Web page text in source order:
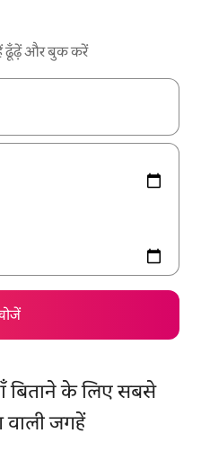
ढूँढ़ें और बुक करें
'ऐरो की' का इस्तेमाल करके नेविगेट
बिताने के लिए सबसे
वाली जगहें